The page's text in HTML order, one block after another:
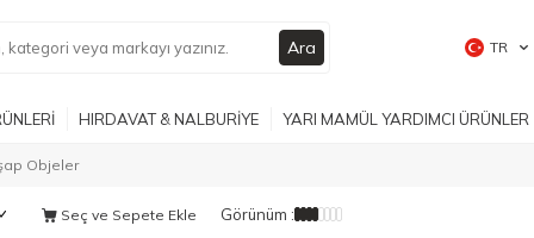
Ara TR
HIRDAVAT & NALBURİYE YARI MAMÜL YARDIMCI ÜRÜNLER
Objeler
Seç ve Sepete Ekle Görünüm :